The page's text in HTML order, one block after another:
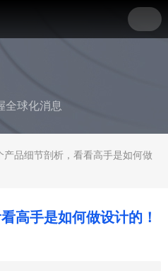
全球化消息
产品细节剖析，看看高手是如何做
高手是如何做设计的！